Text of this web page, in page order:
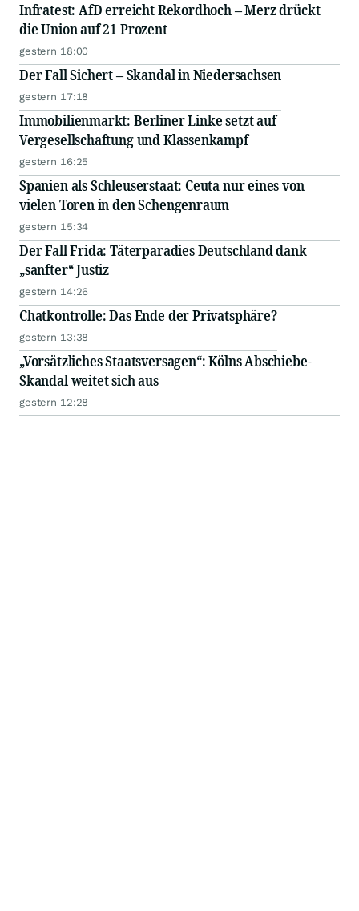
Infratest: AfD erreicht Rekordhoch – Merz drückt
die Union auf 21 Prozent
gestern 18:00
Der Fall Sichert – Skandal in Niedersachsen
gestern 17:18
Immobilienmarkt: Berliner Linke setzt auf
Vergesellschaftung und Klassenkampf
gestern 16:25
Spanien als Schleuserstaat: Ceuta nur eines von
vielen Toren in den Schengenraum
gestern 15:34
Der Fall Frida: Täterparadies Deutschland dank
„sanfter“ Justiz
gestern 14:26
Chatkontrolle: Das Ende der Privatsphäre?
gestern 13:38
„Vorsätzliches Staatsversagen“: Kölns Abschiebe-
Skandal weitet sich aus
gestern 12:28